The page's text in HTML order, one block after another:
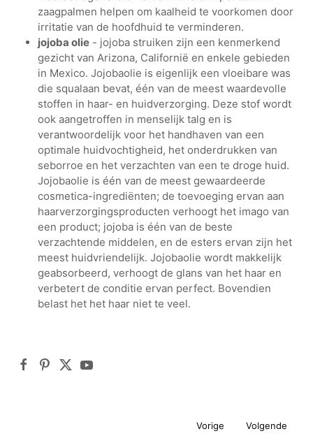
zaagpalmen helpen om kaalheid te voorkomen door
irritatie van de hoofdhuid te verminderen.
jojoba olie - jojoba struiken zijn een kenmerkend
gezicht van Arizona, Californië en enkele gebieden
in Mexico. Jojobaolie is eigenlijk een vloeibare was
die squalaan bevat, één van de meest waardevolle
stoffen in haar- en huidverzorging. Deze stof wordt
ook aangetroffen in menselijk talg en is
verantwoordelijk voor het handhaven van een
optimale huidvochtigheid, het onderdrukken van
seborroe en het verzachten van een te droge huid.
Jojobaolie is één van de meest gewaardeerde
cosmetica-ingrediënten; de toevoeging ervan aan
haarverzorgingsproducten verhoogt het imago van
een product; jojoba is één van de beste
verzachtende middelen, en de esters ervan zijn het
meest huidvriendelijk. Jojobaolie wordt makkelijk
geabsorbeerd, verhoogt de glans van het haar en
verbetert de conditie ervan perfect. Bovendien
belast het het haar niet te veel.
Vorige Volgende